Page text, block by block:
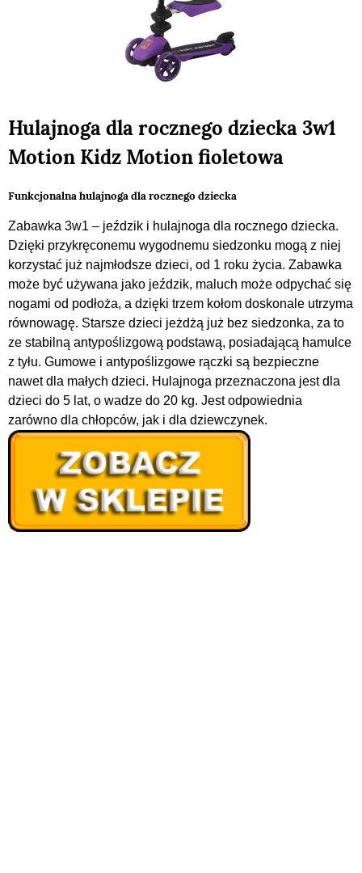
Hulajnoga dla rocznego dziecka 3w1
Motion Kidz Motion fioletowa
Funkcjonalna hulajnoga dla rocznego dziecka
Zabawka 3w1 – jeździk i hulajnoga dla rocznego dziecka.
Dzięki przykręconemu wygodnemu siedzonku mogą z niej
korzystać już najmłodsze dzieci, od 1 roku życia. Zabawka
może być używana jako jeździk, maluch może odpychać się
nogami od podłoża, a dzięki trzem kołom doskonale utrzyma
równowagę. Starsze dzieci jeżdżą już bez siedzonka, za to
ze stabilną antypoślizgową podstawą, posiadającą hamulce
z tyłu. Gumowe i antypoślizgowe rączki są bezpieczne
nawet dla małych dzieci. Hulajnoga przeznaczona jest dla
dzieci do 5 lat, o wadze do 20 kg. Jest odpowiednia
zarówno dla chłopców, jak i dla dziewczynek.